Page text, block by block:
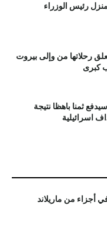
رئيس الوزراء
رحلاتها من وإلى بيروت
كبرى
ثمنا باهظا نتيجة
اسرائيلية
أجزاء من ماريلاند